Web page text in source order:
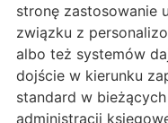
stronę zastosowanie
związku z
albo też systemów
dojście w kierunku
standard w
administracji